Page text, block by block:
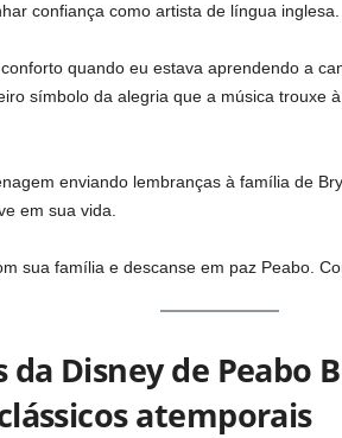
confiança como artista de língua inglesa.
quando eu estava aprendendo a
símbolo da alegria que a música trouxe
enviando lembranças à família de
em sua vida.
sua família e descanse em paz Peabo.
da Disney de Peabo
atemporais